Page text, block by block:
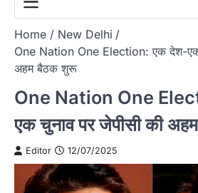
Home
New Delhi
One Nation One Election: एक देश-एक
अहम बैठक शुरू
One Nation One
एक चुनाव पर जेपीसी की
Editor 12/07/2025